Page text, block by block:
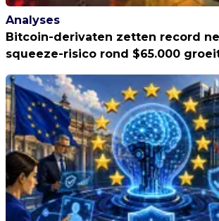
Analyses
Bitcoin-derivaten zetten record
squeeze-risico rond $65.000